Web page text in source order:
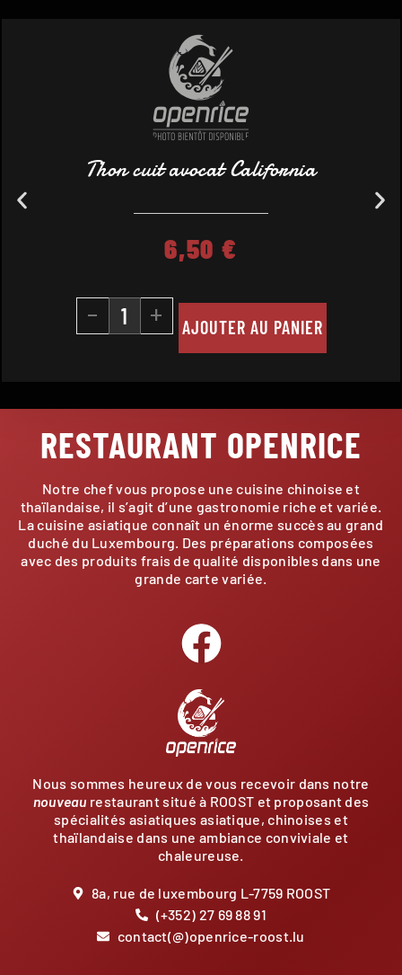
Thon cuit avocat California
6,50€
- + AJOUTER AU PANIER
RESTAURANT OPENRICE
Notre chef vous propose une cuisine chinoise et
thaïlandaise, il s’agit d’une gastronomie riche et variée.
La cuisine asiatique connaît un énorme succès au grand
duché du Luxembourg. Des préparations composées
avec des produits frais de qualité disponibles dans une
grande carte variée.
Nous sommes heureux de vous recevoir dans notre
nouveau restaurant situé à ROOST et proposant des
spécialités asiatiques asiatique, chinoises et
thaïlandaise dans une ambiance conviviale et
chaleureuse.
8a, rue de luxembourg L-7759 ROOST
(+352) 27 69 88 91
contact(@)openrice-roost.lu